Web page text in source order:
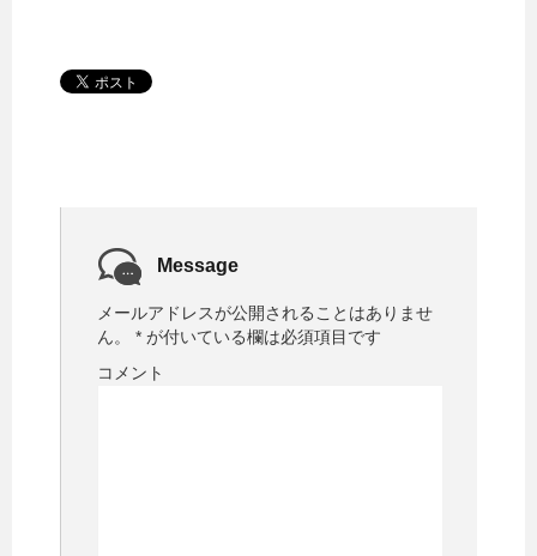
Message
メールアドレスが公開されることはありませ
ん。
* が付いている欄は必須項目です
コメント